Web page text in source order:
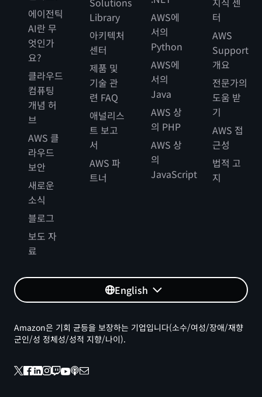
에이전틱
AI란 무
엇인가
요?
클라우드
컴퓨팅
개념 허
브
AWS 클
라우드
보안
새로운
소식
블로그
보도 자
료
Library
아키텍처
센터
제품 및
기술 관
련 FAQ
애널리스
트 보고
서
AWS 파
트너
AWS에
서의
Python
AWS에
서의
Java
AWS 상
의 PHP
AWS 상
의
JavaScript
터
AWS
Support
개요
전문가의
도움 받
기
AWS 접
근성
법적 고
지
English
Amazon은 기회 균등을 보장하는 기업입니다(소수/여성/장애/재향
군인/성 정체성/성적 지향/나이).